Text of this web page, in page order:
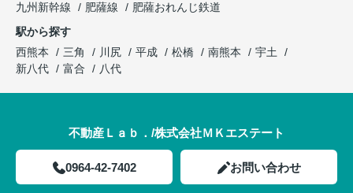
九州新幹線
肥薩線
肥薩おれんじ鉄道
駅から探す
西熊本
三角 川尻 平成 松橋 南熊本
宇土
新八代
富合 八代
不動産Ｌａｂ．/株式会社ＭＫエステート
0964-42-7402 お問い合わせ